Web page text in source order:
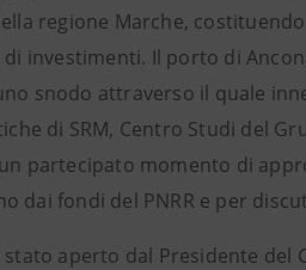
regione Marche,
investimenti. Il porto di
snodo attraverso il quale
di SRM, Centro Studi del
partecipato momento di
dai fondi del PNRR e per
stato aperto dal Presidente del